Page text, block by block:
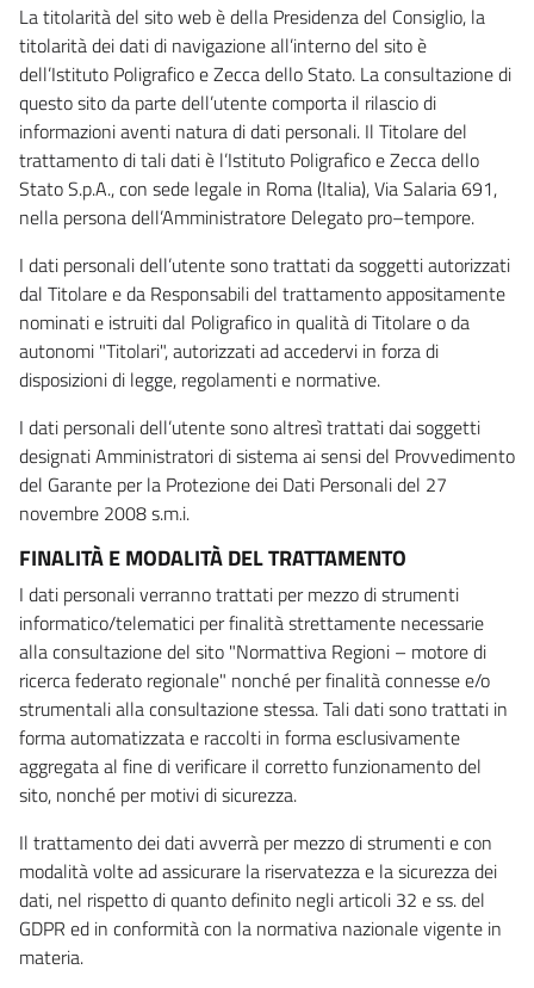
La titolarità del sito web è della Presidenza del Consiglio, la
titolarità dei dati di navigazione all’interno del sito è
dell’Istituto Poligrafico e Zecca dello Stato. La consultazione di
questo sito da parte dell’utente comporta il rilascio di
informazioni aventi natura di dati personali. Il Titolare del
trattamento di tali dati è l’Istituto Poligrafico e Zecca dello
Stato S.p.A., con sede legale in Roma (Italia), Via Salaria 691,
nella persona dell’Amministratore Delegato pro–tempore.
I dati personali dell’utente sono trattati da soggetti autorizzati
dal Titolare e da Responsabili del trattamento appositamente
nominati e istruiti dal Poligrafico in qualità di Titolare o da
autonomi "Titolari", autorizzati ad accedervi in forza di
disposizioni di legge, regolamenti e normative.
I dati personali dell’utente sono altresì trattati dai soggetti
designati Amministratori di sistema ai sensi del Provvedimento
del Garante per la Protezione dei Dati Personali del 27
novembre 2008 s.m.i.
FINALITÀ E MODALITÀ DEL TRATTAMENTO
I dati personali verranno trattati per mezzo di strumenti
informatico/telematici per finalità strettamente necessarie
alla consultazione del sito "Normattiva Regioni – motore di
ricerca federato regionale" nonché per finalità connesse e/o
strumentali alla consultazione stessa. Tali dati sono trattati in
forma automatizzata e raccolti in forma esclusivamente
aggregata al fine di verificare il corretto funzionamento del
sito, nonché per motivi di sicurezza.
Il trattamento dei dati avverrà per mezzo di strumenti e con
modalità volte ad assicurare la riservatezza e la sicurezza dei
dati, nel rispetto di quanto definito negli articoli 32 e ss. del
GDPR ed in conformità con la normativa nazionale vigente in
materia.